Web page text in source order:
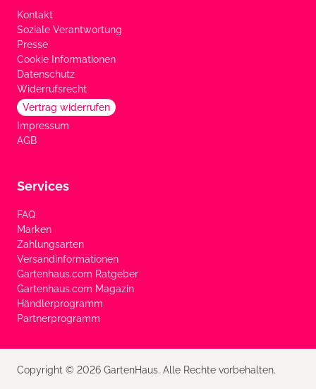
Kontakt
Soziale Verantwortung
Presse
Cookie Informationen
Datenschutz
Widerrufsrecht
Vertrag widerrufen
Impressum
AGB
Services
FAQ
Marken
Zahlungsarten
Versandinformationen
Gartenhaus.com Ratgeber
Gartenhaus.com Magazin
Händlerprogramm
Partnerprogramm
Copyright © 2026 GartenHaus. Alle Rechte vorbehalten.